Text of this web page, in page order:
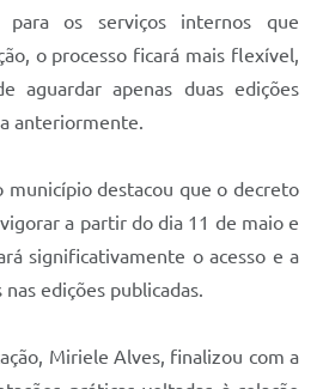
para os serviços internos que
o processo ficará mais flexível,
aguardar apenas duas edições
anteriormente.
município destacou que o decreto
a partir do dia 11 de maio e
significativamente o acesso e a
edições publicadas.
Miriele Alves, finalizou com a